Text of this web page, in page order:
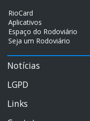
RioCard
Aplicativos
Espaço do Rodoviário
Seja um Rodoviário
Notícias
LGPD
Links